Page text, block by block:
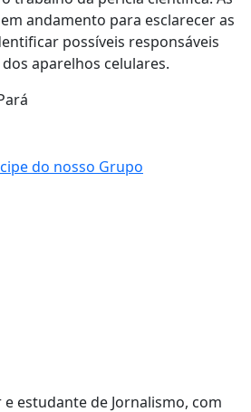
andamento para esclarecer as
possíveis responsáveis
aparelhos celulares.
estudante de Jornalismo, com